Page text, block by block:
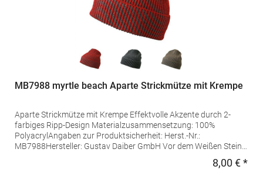
MB7988 myrtle beach Aparte Strickmütze mit Krempe
Aparte Strickmütze mit Krempe Effektvolle Akzente durch 2-
farbiges Ripp-Design Materialzusammensetzung: 100%
PolyacrylAngaben zur Produktsicherheit: Herst.-Nr.:
MB7988Hersteller: Gustav Daiber GmbH Vor dem Weißen Stein
8,00 € *